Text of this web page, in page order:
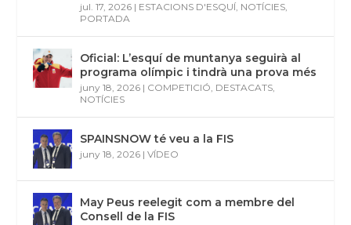
jul. 17, 2026 | ESTACIONS D'ESQUÍ, NOTÍCIES,
PORTADA
Oficial: L’esquí de muntanya seguirà al
programa olímpic i tindrà una prova més
juny 18, 2026 | COMPETICIÓ, DESTACATS,
NOTÍCIES
SPAINSNOW té veu a la FIS
juny 18, 2026 |VÍDEO
May Peus reelegit com a membre del
Consell de la FIS